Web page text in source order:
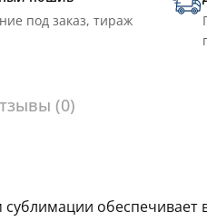
под заказ, тираж
(0)
обеспечивает